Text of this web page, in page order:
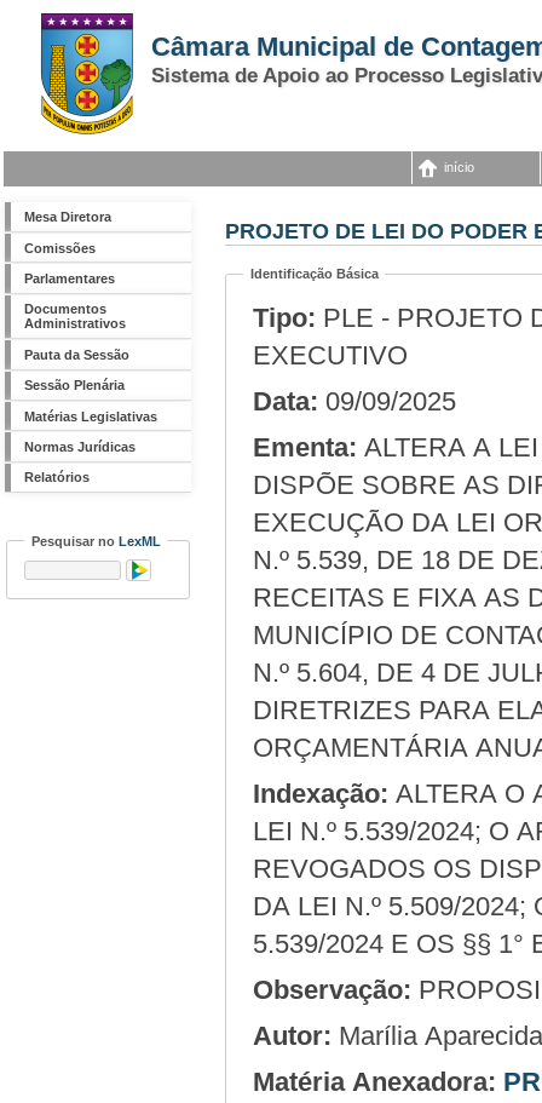
Câmara Municipal de
Sistema de Apoio ao Processo
início
Mesa Diretora
Comissões
Parlamentares
Documentos
Administrativos
Pauta da Sessão
Sessão Plenária
Matérias Legislativas
Normas Jurídicas
Relatórios
Pesquisar no LexML
PROJETO DE LEI DO PODER
Identificação Básica
Tipo: PLE - PROJETO
EXECUTIVO
Data: 09/09/2025
Ementa:
DISPÕE SOBRE AS
EXECUÇÃO DA LEI
N.º 5.539, DE 18 DE
RECEITAS E FIXA AS
MUNICÍPIO DE
N.º 5.604, DE 4 DE
DIRETRIZES PARA
ORÇAMENTÁRIA
Indexação:
LEI N.º 5.539/2024; O
REVOGADOS OS
DA LEI N.º 5.509/2024;
5.539/2024 E OS §§ 1°
Observação:
Autor: Marília
Matéria Anexadora: